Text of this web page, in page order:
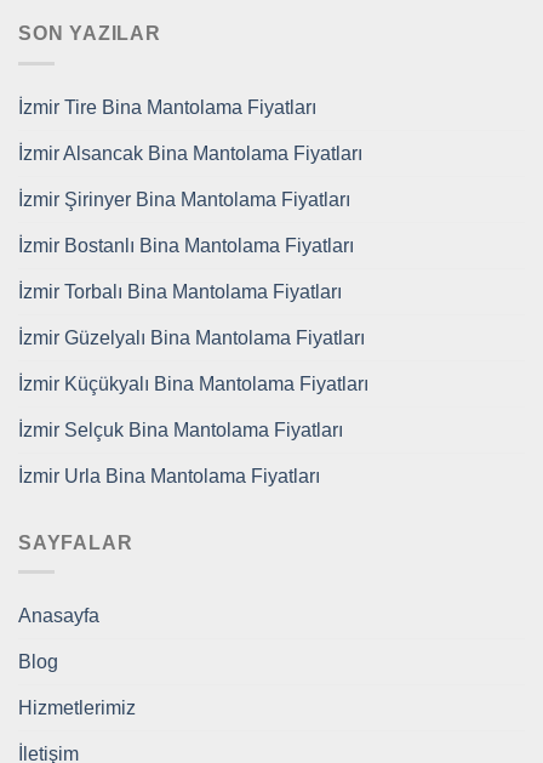
SON YAZILAR
İzmir Tire Bina Mantolama Fiyatları
İzmir Alsancak Bina Mantolama Fiyatları
İzmir Şirinyer Bina Mantolama Fiyatları
İzmir Bostanlı Bina Mantolama Fiyatları
İzmir Torbalı Bina Mantolama Fiyatları
İzmir Güzelyalı Bina Mantolama Fiyatları
İzmir Küçükyalı Bina Mantolama Fiyatları
İzmir Selçuk Bina Mantolama Fiyatları
İzmir Urla Bina Mantolama Fiyatları
SAYFALAR
Anasayfa
Blog
Hizmetlerimiz
İletişim